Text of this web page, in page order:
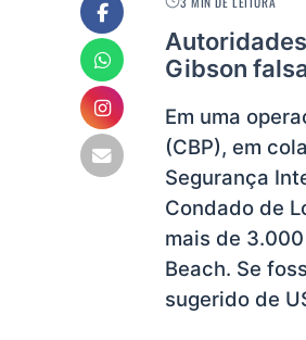
Gibson
Em uma
(CBP), em
Segurança
Condado de
mais de
Beach. Se
sugerido de